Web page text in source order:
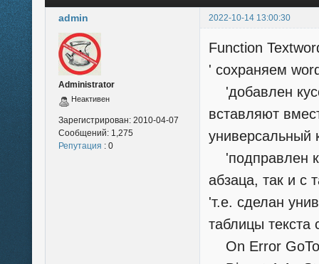
admin 2022-10-14 13:00:30
Administrator
Неактивен
Зарегистрирован: 2010-04-07
Сообщений: 1,275
Репутация : 0
Function
' сохраняем
'добавлен
вставляют
универсальный
'подправлен
абзаца, так и с
'т.е. сделан
таблицы текста
On Error